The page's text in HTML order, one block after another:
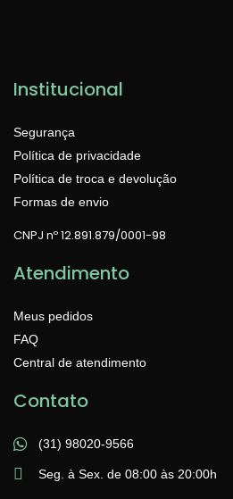
Institucional
Segurança
Política de privacidade
Política de troca e devolução
Formas de envio
CNPJ nº 12.891.879/0001-98
Atendimento
Meus pedidos
FAQ
Central de atendimento
Contato
(31) 98020-9566
Seg. à Sex. de 08:00 às 20:00h